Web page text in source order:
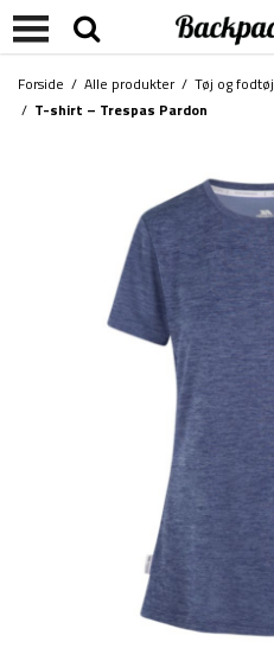
Forside / Alle produkter/ Tøj og fodtøj
/ T-shirt – Trespas Pardon